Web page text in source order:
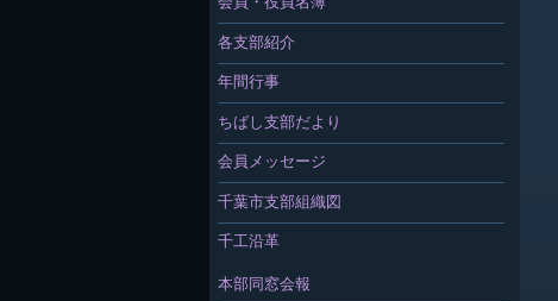
各支部紹介
年間行事
ちばし支部だより
会員メッセージ
千葉市支部組織図
千工沿革
本部同窓会報